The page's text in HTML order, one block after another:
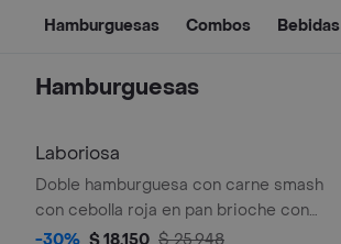
Hamburguesas Combos Bebidas
Hamburguesas
Laboriosa
Doble hamburguesa con carne smash
con cebolla roja en pan brioche con
doble queso americano, costilla bbq y